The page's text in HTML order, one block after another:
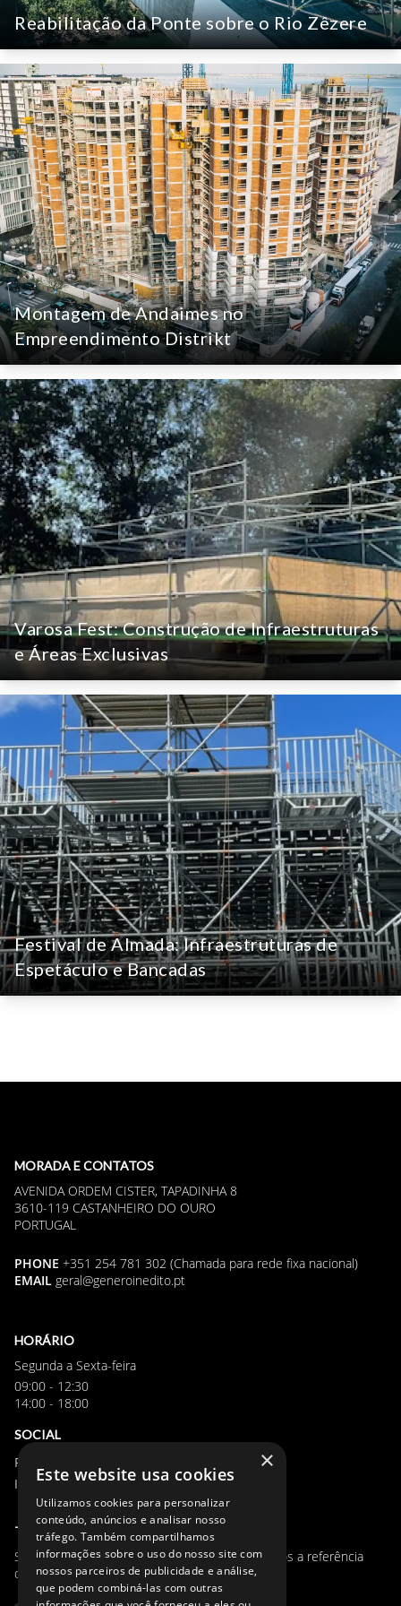
Reabilitação da Ponte sobre o Rio Zêzere
Reabilitação da Ponte sobre o Rio
Zêzere
Intervenção técnica de elevada complexidade para
a reabilitação e reforço estrutural de uma das
maiores infraestruturas sobre o Rio Zêzere.
Construção Civil & Infraestruturas ver detalhes
Montagem de Andaimes no
Empreendimento Distrikt
Montagem de Andaimes no
Empreendimento Distrikt
Intervenção técnica da Género Inédito no
fornecimento e montagem de andaimes de fachada
para um dos maiores empreendimentos
residenciais e comerciais de Lisboa.
Construção Civil & Infraestruturas
Andaimes & Andaimes de Fachada ver detalhes
Varosa Fest: Construção de Infraestruturas
e Áreas Exclusivas
Varosa Fest: Construção de
Infraestruturas e Áreas Exclusivas
Execução de pórticos monumentais e áreas VIP
elevadas, unindo impacto visual e segurança
estrutural para um dos maiores festivais da região.
Eventos ver detalhes
Festival de Almada: Infraestruturas de
Espetáculo e Bancadas
de Espetáculo e Bancadas
Festival de Teatro de Almada.
Eventos
MORADA E CONTATOS
AVENIDA ORDEM CISTER, TAPADINHA 8
3610-119 CASTANHEIRO DO OURO
PORTUGAL
PHONE +351 254 781 302 (Chamada para rede fixa nacional)
EMAIL geral@generoinedito.pt
HORÁRIO
Segunda a Sexta-feira
09:00 - 12:30
14:00 - 18:00
SOCIAL
Facebook
Instagram
TEM UM PROJETO? FALE CONNOSCO!
Seja uma grande obra, restauro ou evento, somos a referência
que procura.
×
Este website usa cookies
Utilizamos cookies para personalizar
conteúdo, anúncios e analisar nosso
tráfego. Também compartilhamos
informações sobre o uso do nosso site com
nossos parceiros de publicidade e análise,
que podem combiná-las com outras